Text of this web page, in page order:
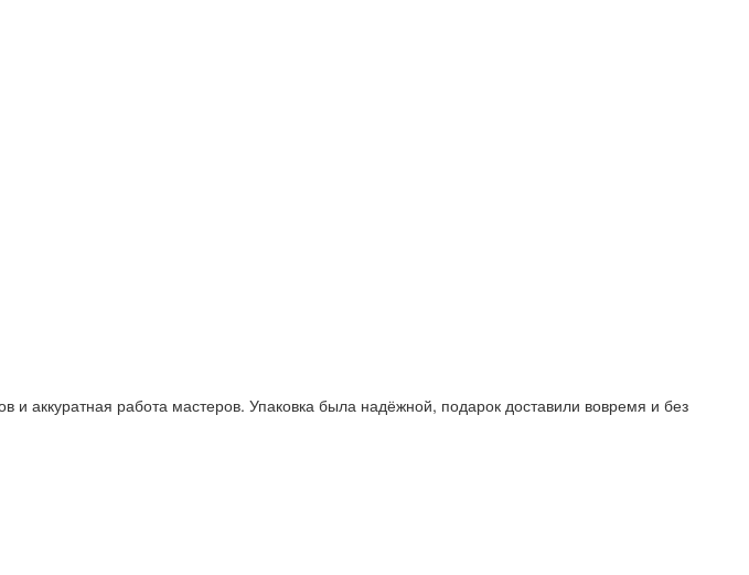
аккуратная работа мастеров. Упаковка была надёжной, подарок доставили вовремя и без